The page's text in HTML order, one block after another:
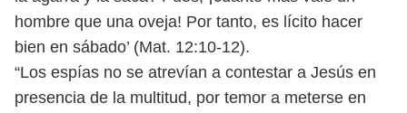
hombre que una oveja! Por tanto, es lícito hacer
bien en sábado’ (Mat. 12:10-12).
“Los espías no se atrevían a contestar a Jesús en
presencia de la multitud, por temor a meterse en